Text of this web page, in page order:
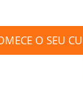
O SEU